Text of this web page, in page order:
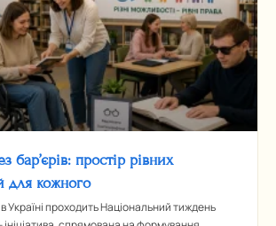
бар’єрів: простір рівних
для кожного
Україні проходить Національний тиждень